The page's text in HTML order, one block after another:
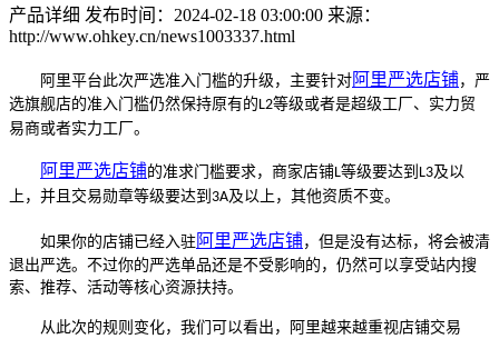
产品详细 发布时间：2024-02-18 03:00:00 来源：
http://www.ohkey.cn/news1003337.html
阿里平台此次严选准入门槛的升级，主要针对 阿里严选店铺，严
选旗舰店的准入门槛仍然保持原有的 L2等级或者是超级工厂、实力贸
易商或者实力工厂。
阿里严选店铺的准求门槛要求，商家店铺L等级要达到 L3及以
上，并且交易勋章等级要达到 3A及以上，其他资质不变。
如果你的店铺已经入驻 阿里严选店铺，但是没有达标，将会被清
退出严选。不过你的严选单品还是不受影响的，仍然可以享受站内搜
索、推荐、活动等核心资源扶持。
从此次的规则变化，我们可以看出，阿里越来越重视店铺交易